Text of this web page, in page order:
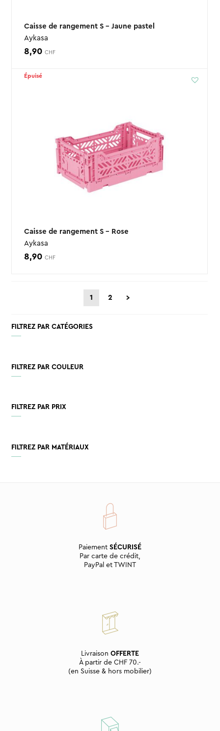
Caisse de rangement S – Jaune pastel
Aykasa
8,90 CHF
Épuisé
Caisse de rangement S – Rose
Aykasa
8,90 CHF
1 2
FILTREZ PAR CATÉGORIES
FILTREZ PAR COULEUR
FILTREZ PAR PRIX
FILTREZ PAR MATÉRIAUX
Paiement SÉCURISÉ
Par carte de crédit,
PayPal et TWINT
Livraison OFFERTE
À partir de CHF 70.-
(en Suisse & hors mobilier)